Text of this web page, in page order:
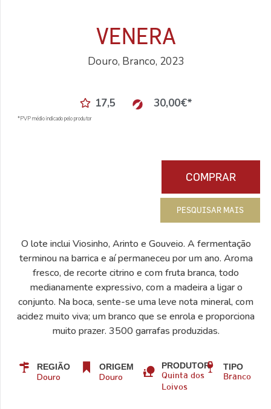
VENERA
Douro, Branco, 2023
17,5 30,00€*
*PVP médio indicado pelo produtor
COMPRAR
PESQUISAR MAIS
O lote inclui Viosinho, Arinto e Gouveio. A fermentação
terminou na barrica e aí permaneceu por um ano. Aroma
fresco, de recorte citrino e com fruta branca, todo
medianamente expressivo, com a madeira a ligar o
conjunto. Na boca, sente-se uma leve nota mineral, com
acidez muito viva; um branco que se enrola e proporciona
muito prazer. 3500 garrafas produzidas.
REGIÃO
Douro
ORIGEM
Douro
PRODUTOR
Quinta dos
Loivos
TIPO
Branco